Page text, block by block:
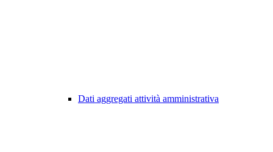
Dati aggregati attività amministrativa